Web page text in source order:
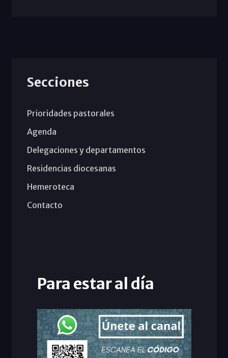
Secciones
Prioridades pastorales
Agenda
Delegaciones y departamentos
Residencias diocesanas
Hemeroteca
Contacto
Para estar al día